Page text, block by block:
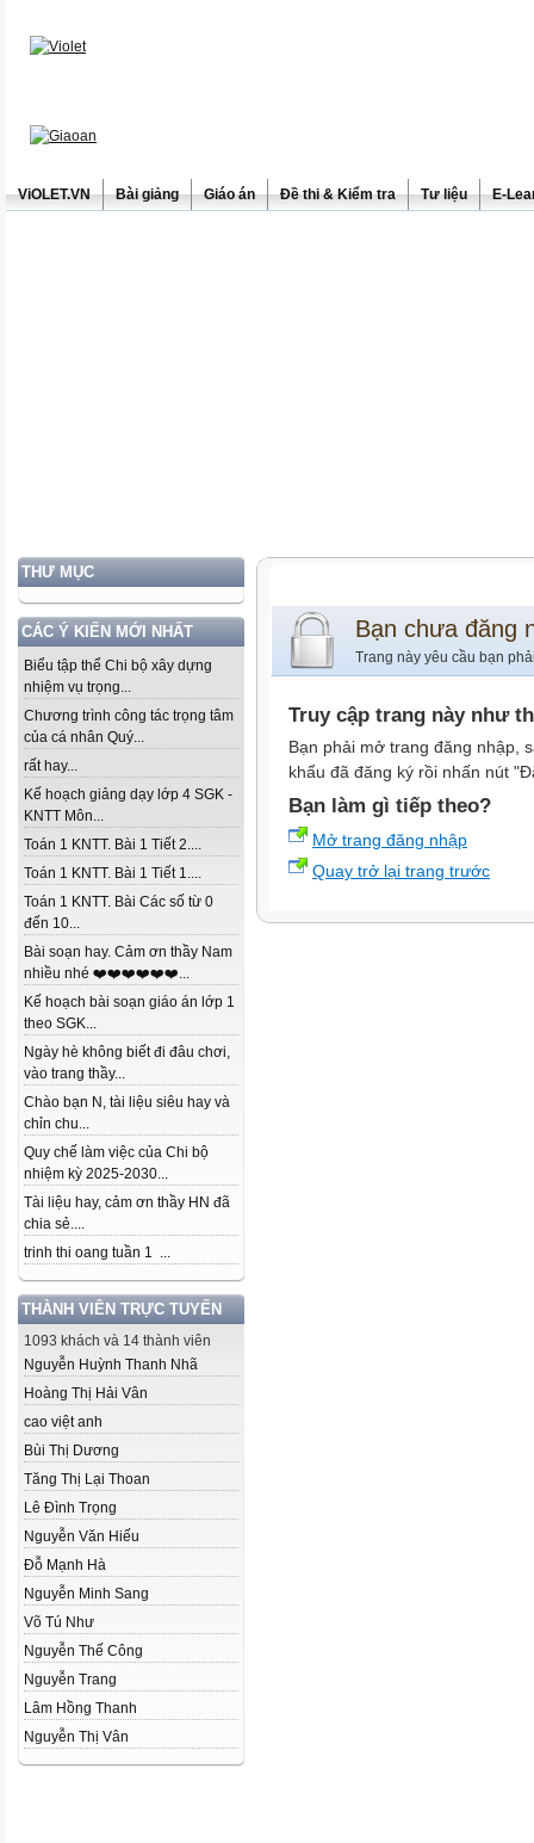
ViOLET.VN Bài giảng Giáo án Đề thi & Kiểm tra Tư liệu E-
THƯ MỤC
CÁC Ý KIẾN MỚI NHẤT
Biểu tập thể Chi bộ xây dựng
nhiệm vụ trọng...
Chương trình công tác trọng tâm
của cá nhân Quý...
rất hay...
Kế hoạch giảng dạy lớp 4 SGK -
KNTT Môn...
Toán 1 KNTT. Bài 1 Tiết 2....
Toán 1 KNTT. Bài 1 Tiết 1....
Toán 1 KNTT. Bài Các số từ 0
đến 10...
Bài soạn hay. Cảm ơn thầy Nam
nhiều nhé ❤️❤️❤️❤️❤️❤️...
Kế hoạch bài soạn giáo án lớp 1
theo SGK...
Ngày hè không biết đi đâu chơi,
vào trang thầy...
Chào bạn N, tài liệu siêu hay và
chỉn chu...
Quy chế làm việc của Chi bộ
nhiệm kỳ 2025-2030...
Tài liệu hay, cảm ơn thầy HN đã
chia sẻ....
trinh thi oang tuần 1 ...
THÀNH VIÊN TRỰC TUYẾN
1093 khách và 14 thành viên
Nguyễn Huỳnh Thanh Nhã
Hoàng Thị Hải Vân
cao việt anh
Bùi Thị Dương
Tăng Thị Lại Thoan
Lê Đình Trọng
Nguyễn Văn Hiếu
Đỗ Mạnh Hà
Nguyễn Minh Sang
Võ Tú Như
Nguyễn Thế Công
Nguyễn Trang
Lâm Hồng Thanh
Nguyễn Thị Vân
Bạn chưa đăng
Trang này yêu cầu bạn
Truy cập trang này như
Bạn phải mở trang đăng nhập,
khẩu đã đăng ký rồi nhấn nút
Bạn làm gì tiếp theo?
Mở trang đăng nhập
Quay trở lại trang trước